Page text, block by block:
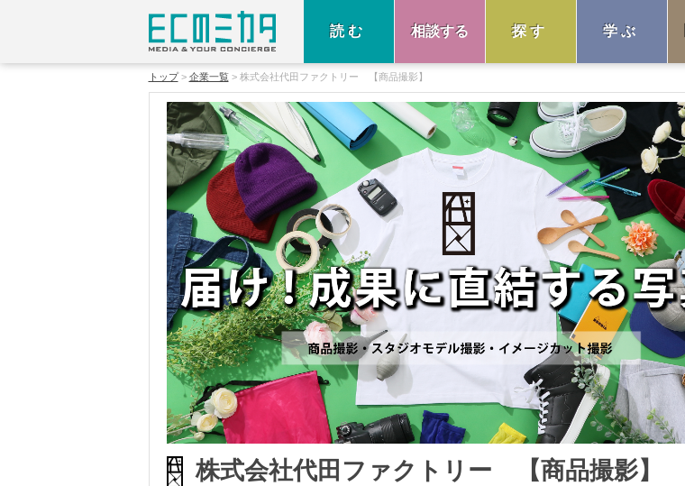
読む 相談する 探す 学ぶ
トップ 企業一覧 株式会社代田ファクトリー 【商品撮影】
株式会社代田ファクトリー 【商品撮影】